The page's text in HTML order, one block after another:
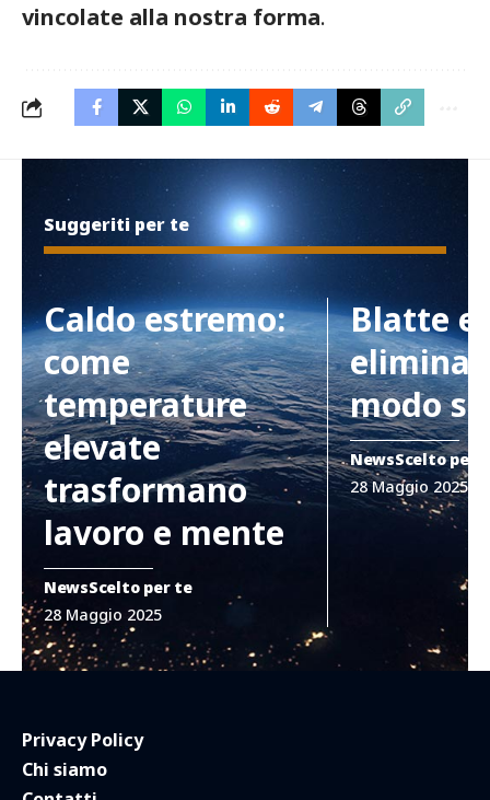
vincolate alla nostra forma.
Suggeriti per te
Caldo estremo:
come
temperature
elevate
trasformano
lavoro e mente
NewsScelto per te
28 Maggio 2025
Blatte e
modo
NewsScelto per
28 Maggio 2025
Privacy Policy
Chi siamo